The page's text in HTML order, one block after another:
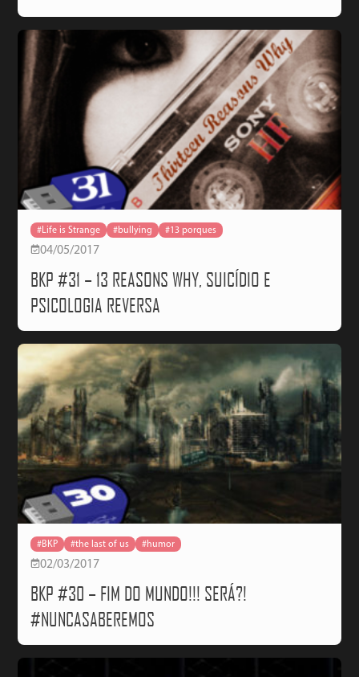
#Life is Strange #bullying #13 porques
04/05/2017
BKP #31 – 13 REASONS WHY, SUICÍDIO E
PSICOLOGIA REVERSA
#BKP #the last of us #humor
02/03/2017
BKP #30 – FIM DO MUNDO!!! SERÁ?!
#NUNCASABEREMOS